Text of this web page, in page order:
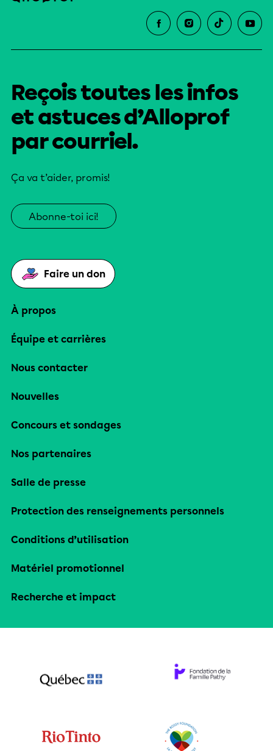
Reçois toutes les infos
et astuces d’Alloprof
par courriel.
Ça va t’aider, promis!
Abonne-toi ici!
Faire un don
À propos
Équipe et carrières
Nous contacter
Nouvelles
Concours et sondages
Nos partenaires
Salle de presse
Protection des renseignements personnels
Conditions d’utilisation
Matériel promotionnel
Recherche et impact